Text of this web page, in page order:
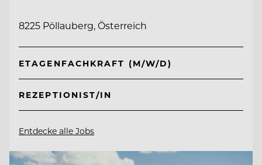
8225 Pöllauberg, Österreich
ETAGENFACHKRAFT (M/W/D)
REZEPTIONIST/IN
Entdecke alle Jobs